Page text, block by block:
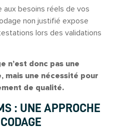
besoins réels de vos
non justifié expose
lors des validations
n’est donc pas une
mais une nécessité pour
de qualité.
: UNE APPROCHE